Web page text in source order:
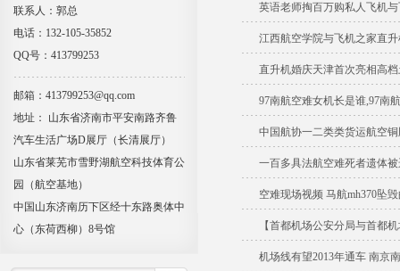
联系人：郭总
电话：132-105-35852
QQ号：413799253
邮箱：413799253@qq.com
地址： 山东省济南市平安南路齐鲁
汽车生活广场D展厅（长清展厅）
山东省莱芜市雪野湖航空科技体育公
园（航空基地）
中国山东济南历下区经十东路奥体中
心（东荷西柳）8号馆
英语老师掏百万购私人飞机
江西航空学院与飞机之家直
直升机婚庆天津首次亮相高
97南航空难女机长是谁,97南
中国航协一二类类货运航空
一百多具法航空难死者遗体
空难现场视频 马航mh370坠
【首都机场公安分局与首都
机场线有望2013年通车 南京